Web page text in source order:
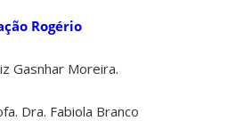
Rogério
Gasnhar Moreira.
Dra. Fabiola Branco